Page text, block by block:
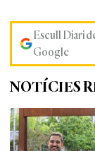
Escull Diari
Google
NOTÍCIES